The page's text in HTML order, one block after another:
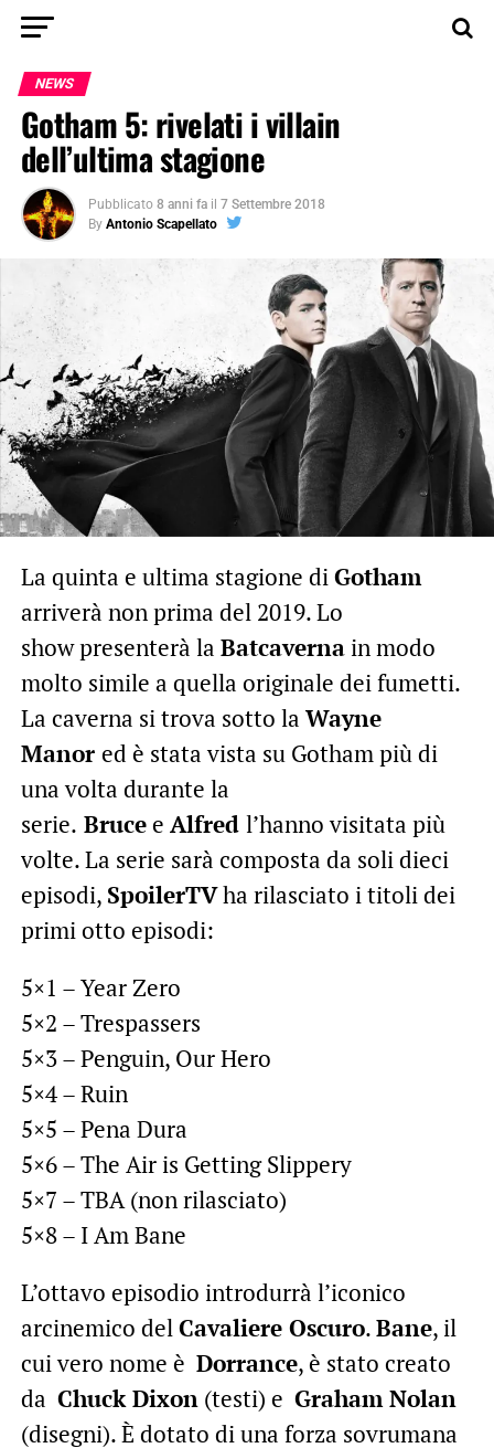
NEWS
Gotham 5: rivelati i villain
dell’ultima stagione
Pubblicato 8 anni fa il 7 Settembre 2018
By Antonio Scapellato
La quinta e ultima stagione diGotham
arriverà non prima del 2019. Lo
show presenterà la Batcavernain modo
molto simile a quella originale dei fumetti.
La caverna si trova sotto la Wayne
Manor ed è stata vista su Gotham più di
una volta durante la
serie. Brucee Alfred l’hanno visitata più
volte. La serie sarà composta da soli dieci
episodi, SpoilerTVha rilasciato i titoli dei
primi otto episodi:
5×1 – Year Zero
5×2 – Trespassers
5×3 – Penguin, Our Hero
5×4 – Ruin
5×5 – Pena Dura
5×6 – The Air is Getting Slippery
5×7 – TBA (non rilasciato)
5×8 – I Am Bane
L’ottavo episodio introdurrà l’iconico
arcinemico delCavaliere Oscuro.Bane, il
cui vero nome è Dorrance, è stato creato
da Chuck Dixon(testi) e Graham Nolan
(disegni). È dotato di una forza sovrumana